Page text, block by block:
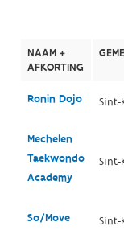
NAAM +
AFKORTING
Ronin Dojo Sint-
Mechelen
Taekwondo
Academy
Sint-
So/Move Sint-